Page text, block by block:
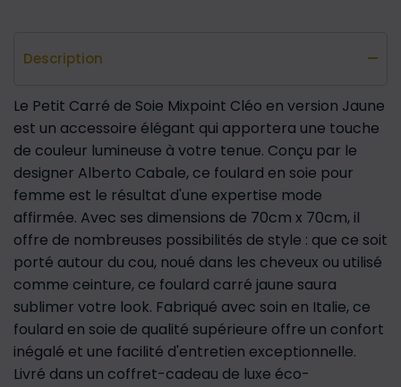
Description
Le Petit Carré de Soie Mixpoint Cléo en version Jaune
est un accessoire élégant qui apportera une touche
de couleur lumineuse à votre tenue. Conçu par le
designer Alberto Cabale, ce foulard en soie pour
femme est le résultat d'une expertise mode
affirmée. Avec ses dimensions de 70cm x 70cm, il
offre de nombreuses possibilités de style : que ce soit
porté autour du cou, noué dans les cheveux ou utilisé
comme ceinture, ce foulard carré jaune saura
sublimer votre look. Fabriqué avec soin en Italie, ce
foulard en soie de qualité supérieure offre un confort
inégalé et une facilité d'entretien exceptionnelle.
Livré dans un coffret-cadeau de luxe éco-